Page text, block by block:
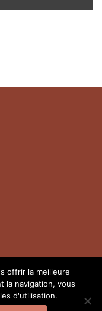
offrir la meilleure
la navigation, vous
d'utilisation.